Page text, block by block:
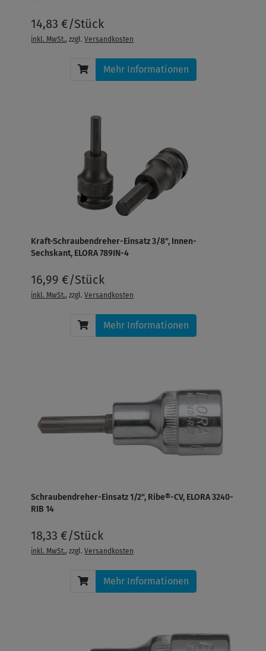
14,83 €/Stück
inkl. MwSt., zzgl.Versandkosten
Mehr Informationen
Kraft-Schraubendreher-Einsatz 3/8", Innen-
Sechskant, ELORA 789IN-4
16,99 €/Stück
inkl. MwSt., zzgl.Versandkosten
Mehr Informationen
Schraubendreher-Einsatz 1/2", Ribe®-CV, ELORA 3240-
RIB 14
18,33 €/Stück
inkl. MwSt., zzgl.Versandkosten
Mehr Informationen